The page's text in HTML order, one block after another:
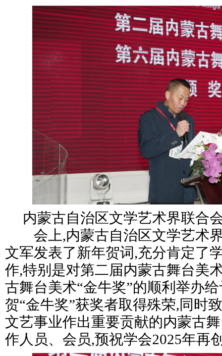
内蒙古自治区文学艺术界联合
会上,内蒙古自治区文学艺术界
文军发表了新年贺词,充分肯定了
作,特别是对第二届内蒙古舞台美
古舞台美术“金牛奖”的顺利举办
贺“金牛奖”获奖者取得殊荣,同时
文艺事业作出重要贡献的内蒙古
作人员、会员,预祝学会2025年再